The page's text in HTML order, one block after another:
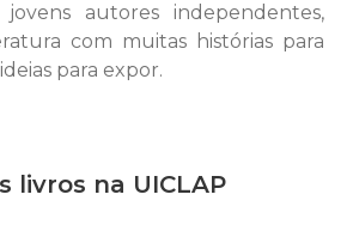
autores independentes,
com muitas histórias para
para expor.
livros na UICLAP